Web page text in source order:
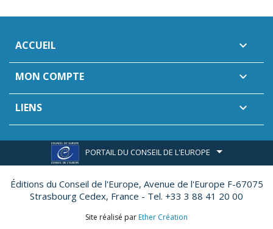
ACCUEIL 
MON COMPTE 
LIENS 
PORTAIL DU CONSEIL DE L'EUROPE
Éditions du Conseil de l'Europe, Avenue de l'Europe F-67075
Strasbourg Cedex, France - Tel. +33 3 88 41 20 00
Site réalisé par Ether Création